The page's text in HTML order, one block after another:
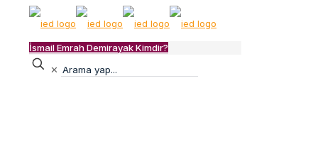
İsmail Emrah Demirayak Kimdir?
✕